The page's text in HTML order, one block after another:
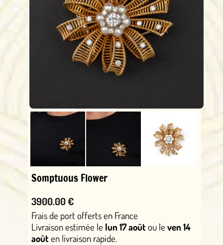
Somptuous Flower
3900.00 €
Frais de port offerts en France
Livraison estimée le lun 17 aoûtou le ven 14
aoûten livraison rapide.